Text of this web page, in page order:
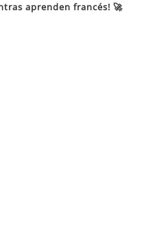
aprenden francés! 🚀